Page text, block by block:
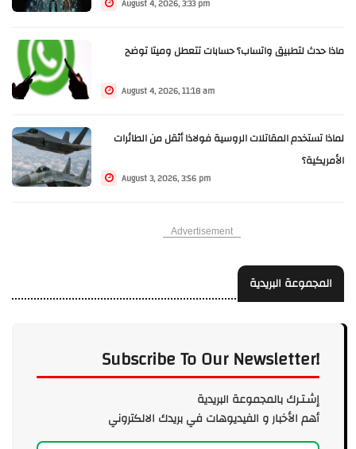
August 4, 2026, 3:33 pm
ماذا حدث لتطبيق واتساب؟ حسابات تتعطل وميتا توضح
August 4, 2026, 11:18 am
لماذا تستخدم المقاتلات الروسية فولاذا أثقل من الطائرات
الأمريكية؟
August 3, 2026, 3:56 pm
Advertisement
المجموعة البريدية
Subscribe To Our Newsletter!
إشـتـرك بالمجموعة البريدية
أهم الأخبار و الفيديوهات في بريدك الالكتروني